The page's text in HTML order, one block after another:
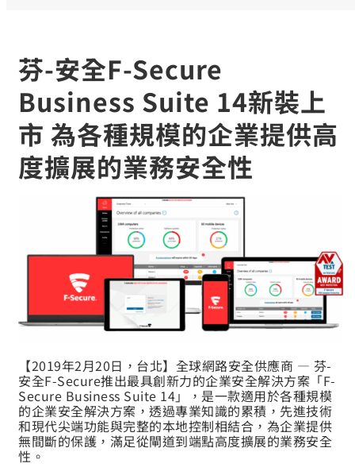
芬-安全F-Secure
Business Suite 14新裝上
市 為各種規模的企業提供高
度擴展的業務安全性
【2019年2月20日，台北】全球網路安全供應商 — 芬-
安全F-Secure推出最具創新力的企業安全解決方案「F-
Secure Business Suite 14」，是一款適用於各種規模
的企業安全解決方案， 透過專業知識的累積，先進技術
和現代尖端功能與完整的本地控制相結合，為企業提供
無間斷的保護，滿足從閘道到端點高度擴展的業務安全
性。